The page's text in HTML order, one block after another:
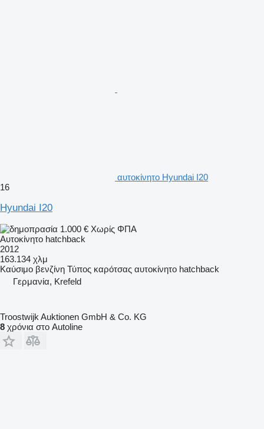
αυτοκίνητο Hyundai I20
16
Hyundai I20
1.000 € Χωρίς ΦΠΑ
Αυτοκίνητο hatchback
2012
163.134 χλμ
Καύσιμο βενζίνη Τύπος καρότσας αυτοκίνητο hatchback
Γερμανία, Krefeld
Troostwijk Auktionen GmbH & Co. KG
8 χρόνια στο Autoline